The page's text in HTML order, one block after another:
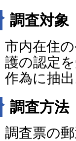
調査対象
市内在住
護の認定
作為に抽出
調査方法
調査票の